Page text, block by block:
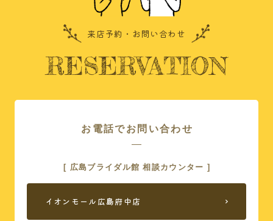
広島ブライダル館で
できること
ドレス
おすすめコンテンツ よくある質問
お友達紹介
来店予約
来店予約・お問い合わせ
RESERVATION
お電話でお問い合わせ
[ 広島ブライダル館 相談カウンター ]
イオンモール広島府中店